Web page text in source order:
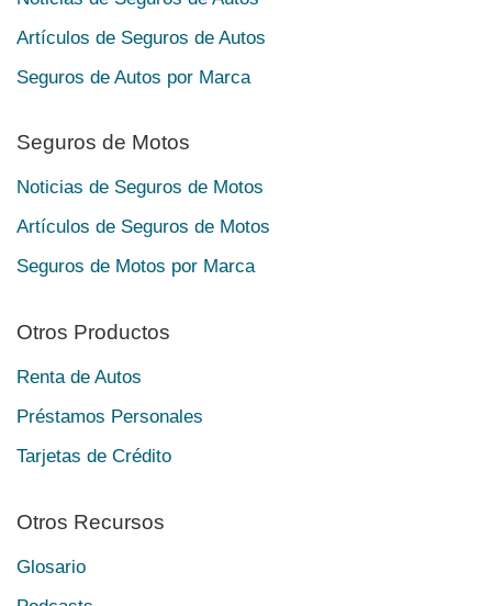
Artículos de Seguros de Autos
Seguros de Autos por Marca
Seguros de Motos
Noticias de Seguros de Motos
Artículos de Seguros de Motos
Seguros de Motos por Marca
Otros Productos
Renta de Autos
Préstamos Personales
Tarjetas de Crédito
Otros Recursos
Glosario